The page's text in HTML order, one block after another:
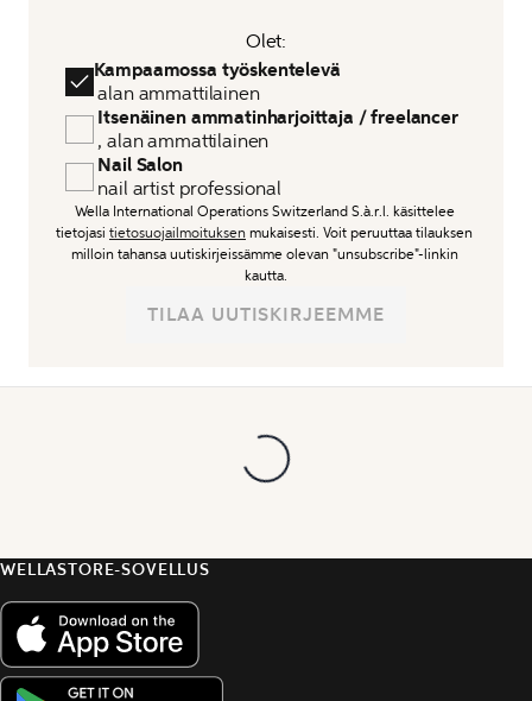
Olet:
Kampaamossa työskentelevä
alan ammattilainen
Itsenäinen ammatinharjoittaja / freelancer
, alan ammattilainen
Nail Salon
nail artist professional
Wella International Operations Switzerland S.à.r.l. käsittelee
tietojasi tietosuojailmoituksen mukaisesti. Voit peruuttaa tilauksen
milloin tahansa uutiskirjeissämme olevan "unsubscribe"-linkin
kautta.
TILAA UUTISKIRJEEMME
WELLASTORE-SOVELLUS